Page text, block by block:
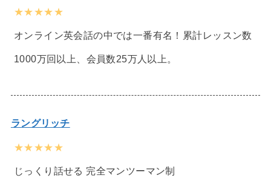
★★★★★
オンライン英会話の中では一番有名！累計レッスン数
1000万回以上、会員数25万人以上。
ラングリッチ
★★★★★
じっくり話せる 完全マンツーマン制